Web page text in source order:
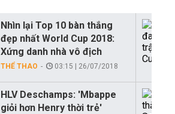
Nhìn lại Top 10 bàn thắng
đẹp nhất World Cup 2018:
Xứng danh nhà vô địch
THỂ THAO 03:15 | 26/07/2018
HLV Deschamps: 'Mbappe
giỏi hơn Henry thời trẻ'